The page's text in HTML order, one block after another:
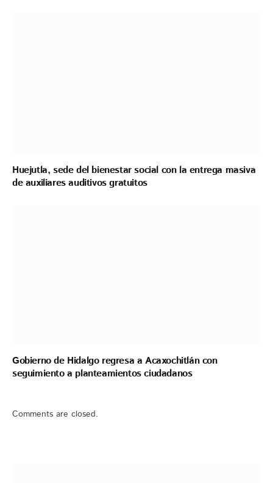
Huejutla, sede del bienestar social con la entrega masiva
de auxiliares auditivos gratuitos
Gobierno de Hidalgo regresa a Acaxochitlán con
seguimiento a planteamientos ciudadanos
Comments are closed.